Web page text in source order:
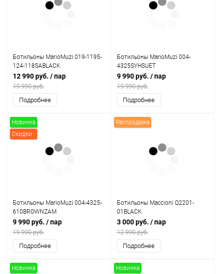
Ботильоны MarioMuzi 019-1195-
124-118SABLACK
12 990 руб. / пар
19 990 руб.
Подробнее
Ботильоны MarioMuzi 004-
4325SYHSUET
9 990 руб. / пар
19 990 руб.
Подробнее
Новинка
Скидки
Ботильоны MarioMuzi 004-4325-
610BROWNZAM
9 990 руб. / пар
19 990 руб.
Подробнее
Распродажа
Ботильоны Maccioni Q2201-
01BLACK
3 000 руб. / пар
12 990 руб.
Подробнее
Новинка
Новинка